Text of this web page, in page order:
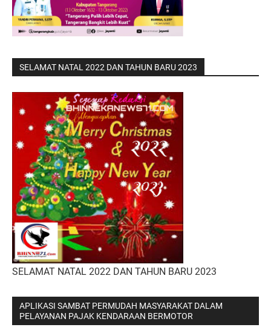
SELAMAT NATAL 2022 DAN TAHUN BARU 2023
SELAMAT NATAL 2022 DAN TAHUN BARU 2023
APLIKASI SAMBAT PERMUDAH MASYARAKAT DALAM
PELAYANAN PAJAK KENDARAAN BERMOTOR